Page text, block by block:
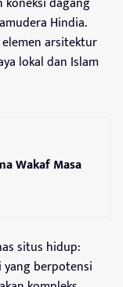
Hindia.
arsitektur
lokal dan Islam
Wakaf Masa
situs hidup:
yang berpotensi